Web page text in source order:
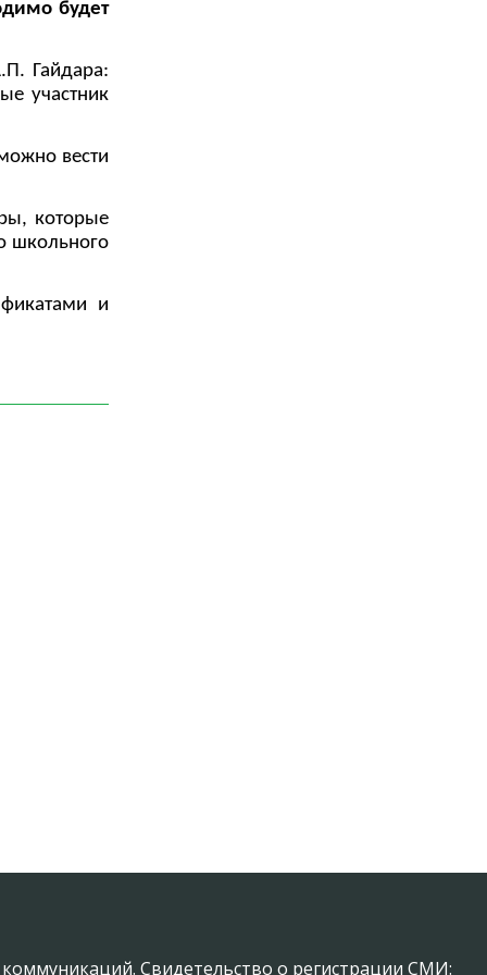
будет
Гайдара:
участник
вести
которые
школьного
и
Свидетельство о регистрации СМИ: